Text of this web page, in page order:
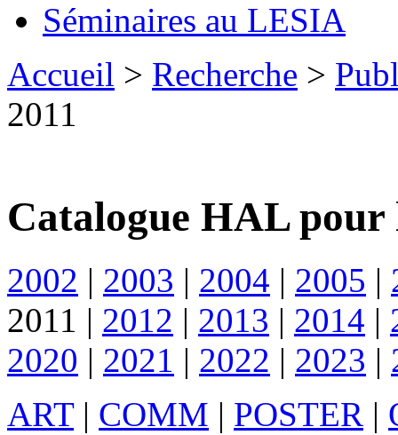
Séminaires au LESIA
Accueil > Recherche >
2011
Catalogue HAL pour
2002 | 2003 | 2004 | 2005 |
2011 | 2012 | 2013 | 2014 |
2020 | 2021 | 2022 | 2023 |
ART| COMM | POSTER |